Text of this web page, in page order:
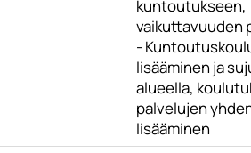
kuntoutukseen,
vaikuttavuuden
-
lisääminen ja
alueella,
palvelujen
lisääminen